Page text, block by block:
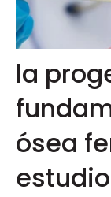
la
ósea